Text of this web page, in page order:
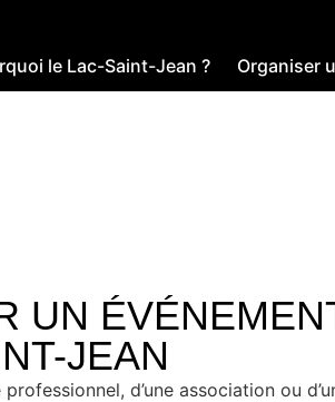
le Lac-Saint-Jean ? Organiser
UN
JEAN
d’une association ou